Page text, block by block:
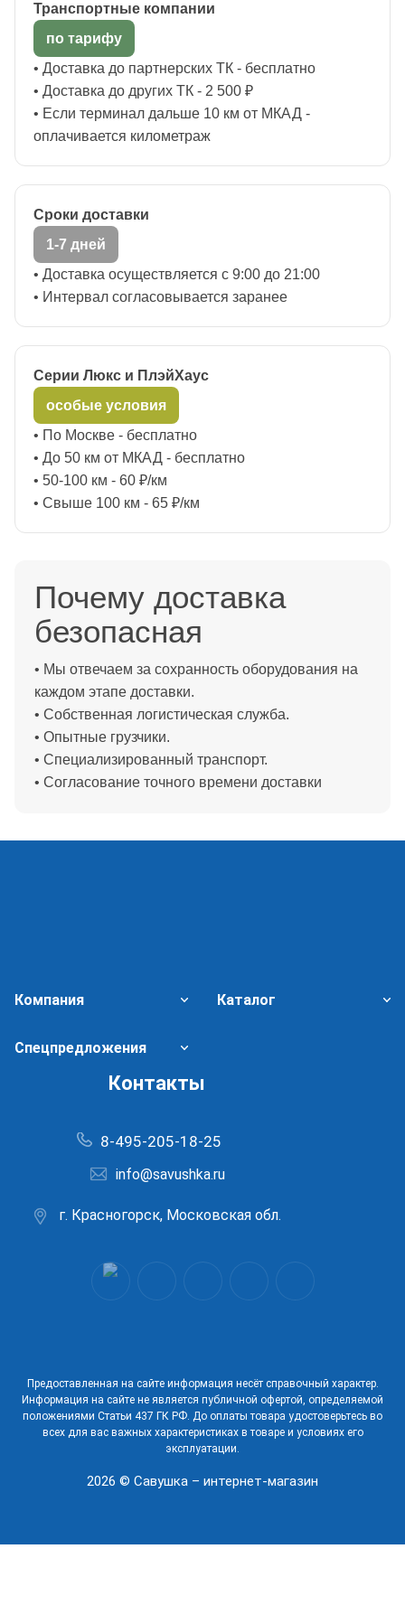
Транспортные компании
по тарифу
• Доставка до партнерских ТК - бесплатно
• Доставка до других ТК - 2 500 ₽
• Если терминал дальше 10 км от МКАД -
оплачивается километраж
Сроки доставки
1-7 дней
• Доставка осуществляется с 9:00 до 21:00
• Интервал согласовывается заранее
Серии Люкс и ПлэйХаус
особые условия
• По Москве - бесплатно
• До 50 км от МКАД - бесплатно
• 50-100 км - 60 ₽/км
• Свыше 100 км - 65 ₽/км
Почему доставка
безопасная
• Мы отвечаем за сохранность оборудования на
каждом этапе доставки.
• Собственная логистическая служба.
• Опытные грузчики.
• Специализированный транспорт.
• Согласование точного времени доставки
Компания Каталог
Спецпредложения
Контакты
8-495-205-18-25
info@savushka.ru
г. Красногорск, Московская обл.
Предоставленная на сайте информация несёт справочный характер.
Информация на сайте не является публичной офертой, определяемой
положениями Статьи 437 ГК РФ. До оплаты товара удостоверьтесь во
всех для вас важных характеристиках в товаре и условиях его
эксплуатации.
2026 © Савушка – интернет-магазин